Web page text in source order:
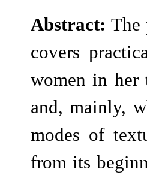
Abstract:The
covers
women in her
and, mainly,
modes of
from its